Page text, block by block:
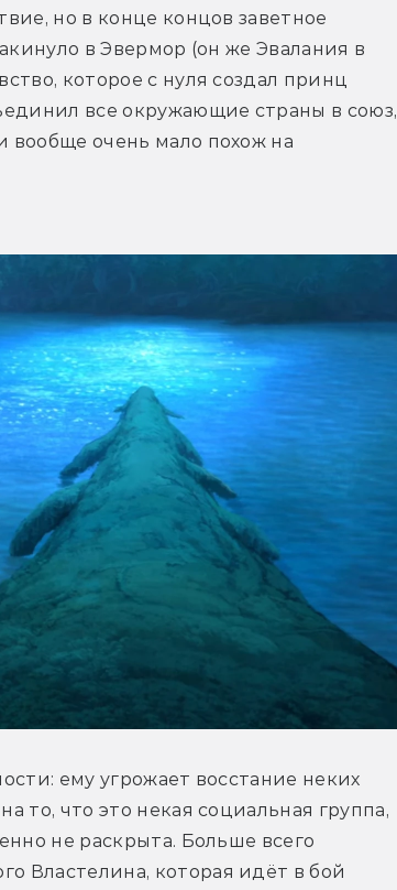
но в конце концов заветное
в Эвермор (он же Эвалания в
которое с нуля создал принц
все окружающие страны в союз,
вообще очень мало похож на
ему угрожает восстание неких
то, что это некая социальная группа,
не раскрыта. Больше всего
Властелина, которая идёт в бой